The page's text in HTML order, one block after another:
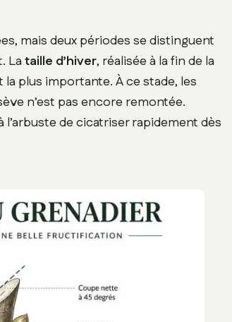
mais deux périodes se distinguent
Lataille d’hiver, réalisée à la fin de la
plus importante. À ce stade, les
n’est pas encore remontée.
de cicatriser rapidement dès